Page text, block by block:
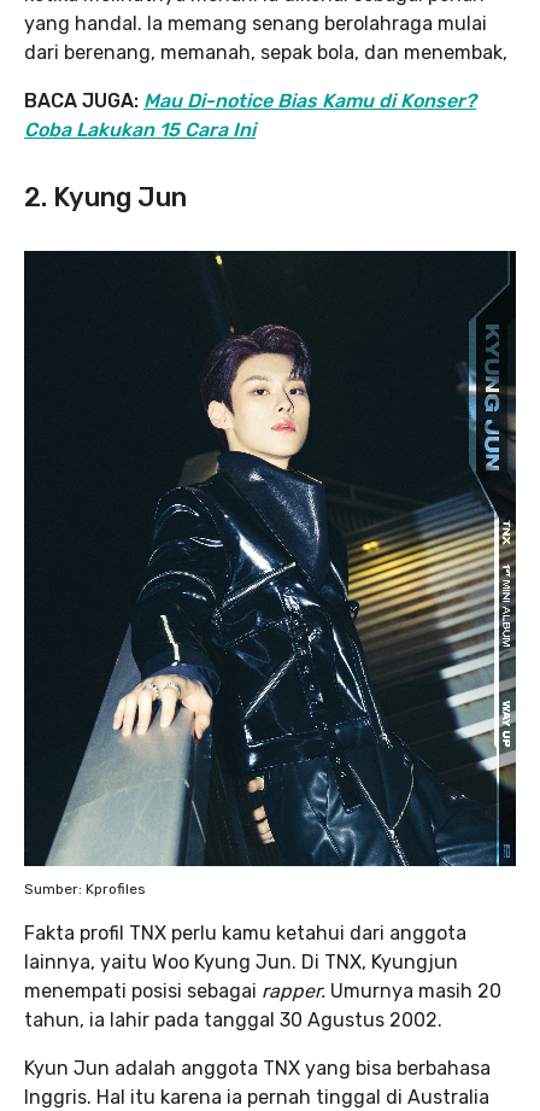
yang handal. Ia memang senang berolahraga mulai
dari berenang, memanah, sepak bola, dan menembak,
BACA JUGA: Mau Di-notice Bias Kamu di Konser?
Coba Lakukan 15 Cara Ini
2. Kyung Jun
Sumber: Kprofiles
Fakta profil TNX perlu kamu ketahui dari anggota
lainnya, yaitu Woo Kyung Jun. Di TNX, Kyungjun
menempati posisi sebagai rapper. Umurnya masih 20
tahun, ia lahir pada tanggal 30 Agustus 2002.
Kyun Jun adalah anggota TNX yang bisa berbahasa
Inggris. Hal itu karena ia pernah tinggal di Australia